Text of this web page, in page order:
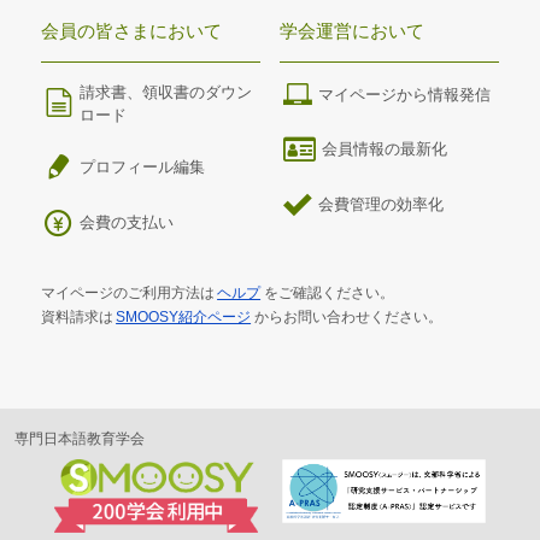
会員の皆さまにおいて
請求書、領収書のダウン
ロード
プロフィール編集
会費の支払い
学会運営において
マイページから情報発信
会員情報の最新化
会費管理の効率化
マイページのご利用方法は ヘルプ をご確認ください。
資料請求は SMOOSY紹介ページ からお問い合わせください。
専門日本語教育学会